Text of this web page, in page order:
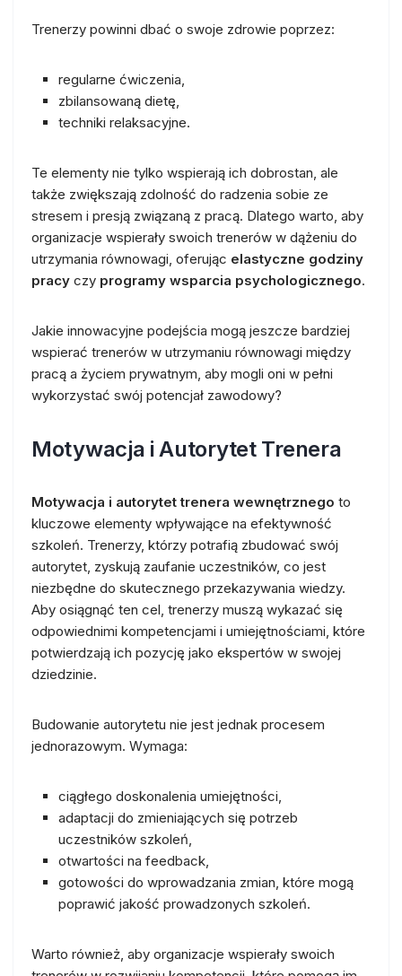
Trenerzy powinni dbać o swoje zdrowie poprzez:
regularne ćwiczenia,
zbilansowaną dietę,
techniki relaksacyjne.
Te elementy nie tylko wspierają ich dobrostan, ale
także zwiększają zdolność do radzenia sobie ze
stresem i presją związaną z pracą. Dlatego warto, aby
organizacje wspierały swoich trenerów w dążeniu do
utrzymania równowagi, oferując elastyczne godziny
pracy czy programy wsparcia psychologicznego.
Jakie innowacyjne podejścia mogą jeszcze bardziej
wspierać trenerów w utrzymaniu równowagi między
pracą a życiem prywatnym, aby mogli oni w pełni
wykorzystać swój potencjał zawodowy?
Motywacja i Autorytet Trenera
Motywacja i autorytet trenera wewnętrznego to
kluczowe elementy wpływające na efektywność
szkoleń. Trenerzy, którzy potrafią zbudować swój
autorytet, zyskują zaufanie uczestników, co jest
niezbędne do skutecznego przekazywania wiedzy.
Aby osiągnąć ten cel, trenerzy muszą wykazać się
odpowiednimi kompetencjami i umiejętnościami, które
potwierdzają ich pozycję jako ekspertów w swojej
dziedzinie.
Budowanie autorytetu nie jest jednak procesem
jednorazowym. Wymaga:
ciągłego doskonalenia umiejętności,
adaptacji do zmieniających się potrzeb
uczestników szkoleń,
otwartości na feedback,
gotowości do wprowadzania zmian, które mogą
poprawić jakość prowadzonych szkoleń.
Warto również, aby organizacje wspierały swoich